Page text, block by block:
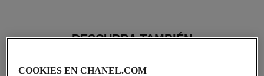
DESCUBRA TAMBIÉN
COOKIES EN CHANEL.COM